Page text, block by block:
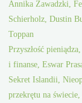
Annika Zawadzki,
Schierholz, Dustin
Toppan
Przyszłość
i finanse, Eswar
Sekret Islandii,
przekrętu na